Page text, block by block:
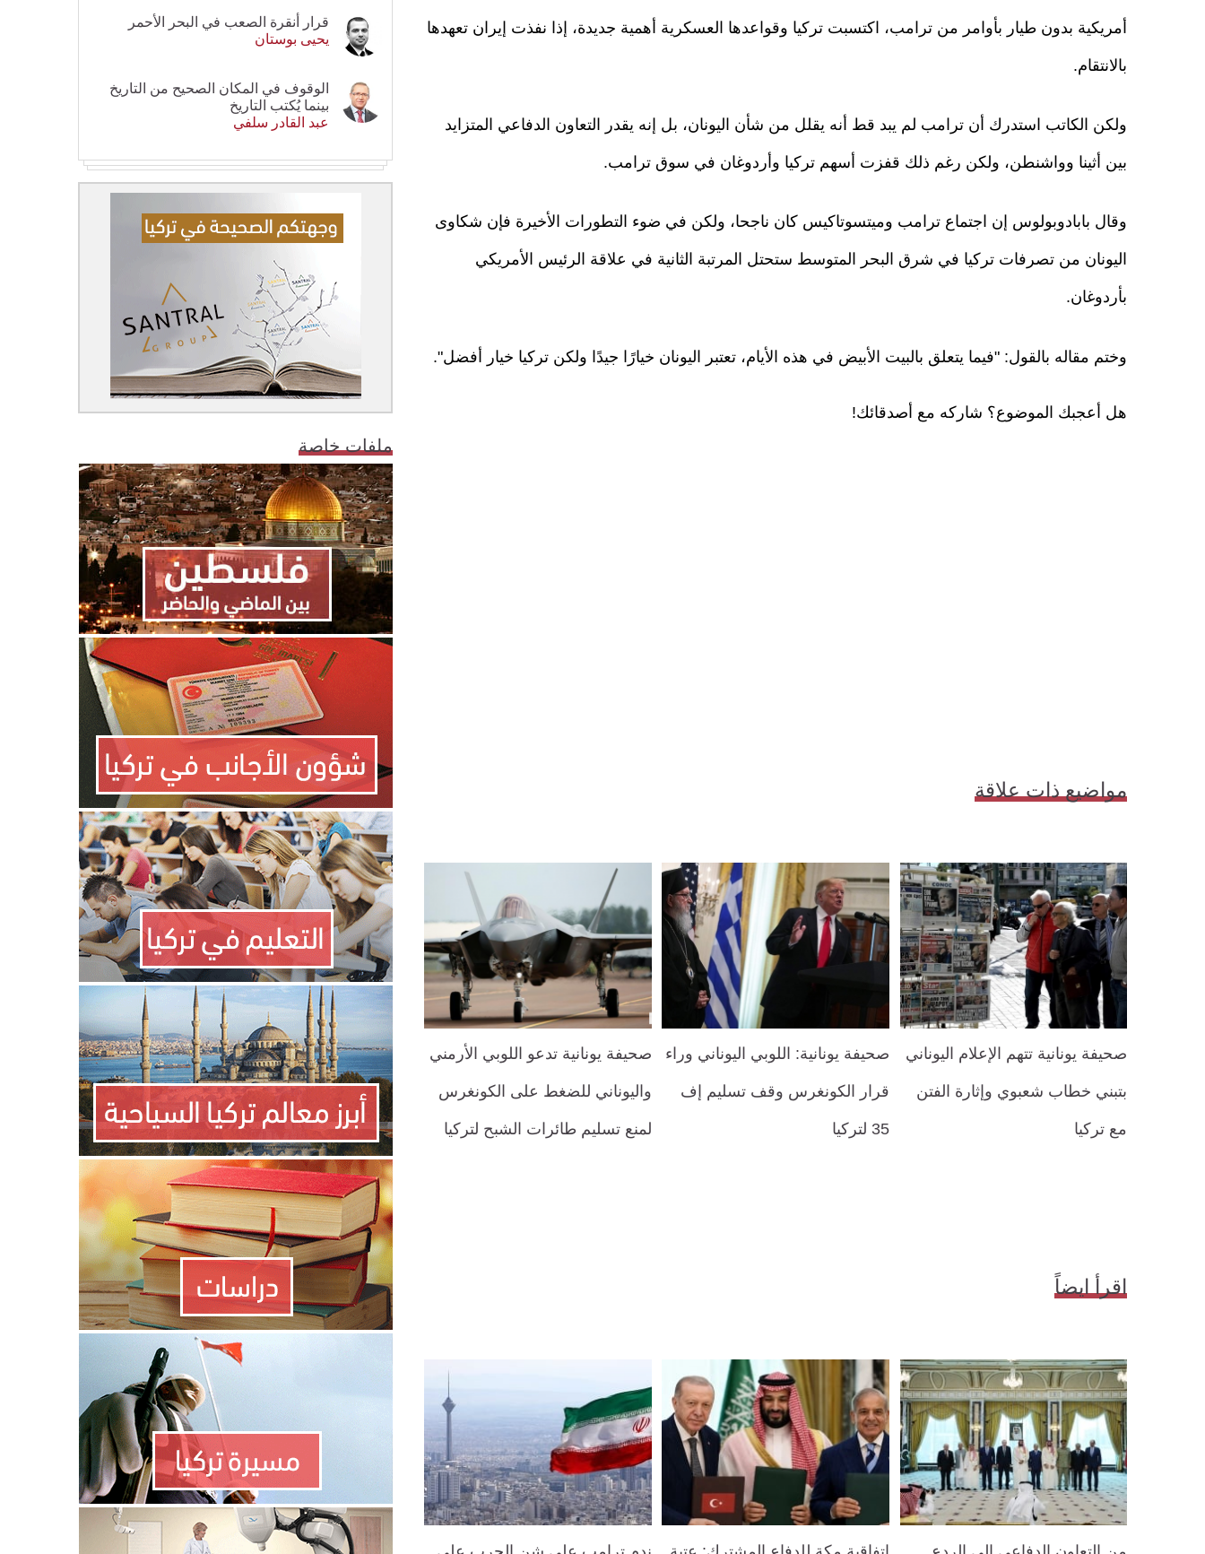
أمريكية بدون طيار بأوامر من ترامب، اكتسبت تركيا وقواعدها العسكرية أهمية جديدة، إذا نفذت إيران تعهدها
بالانتقام.
ولكن الكاتب استدرك أن ترامب لم يبد قط أنه يقلل من شأن اليونان، بل إنه يقدر التعاون الدفاعي المتزايد
بين أثينا وواشنطن، ولكن رغم ذلك قفزت أسهم تركيا وأردوغان في سوق ترامب.
وقال بابادوبولوس إن اجتماع ترامب وميتسوتاكيس كان ناجحا، ولكن في ضوء التطورات الأخيرة فإن شكاوى
اليونان من تصرفات تركيا في شرق البحر المتوسط ​​ستحتل المرتبة الثانية في علاقة الرئيس الأمريكي
بأردوغان.
وختم مقاله بالقول: "فيما يتعلق بالبيت الأبيض في هذه الأيام، تعتبر اليونان خيارًا جيدًا ولكن تركيا خيار أفضل".
هل أعجبك الموضوع؟ شاركه مع أصدقائك!
مواضيع ذات علاقة
صحيفة يونانية تتهم الإعلام اليوناني
بتبني خطاب شعبوي وإثارة الفتن
مع تركيا
صحيفة يونانية: اللوبي اليوناني وراء
قرار الكونغرس وقف تسليم إف
35 لتركيا
صحيفة يونانية تدعو اللوبي الأرمني
واليوناني للضغط على الكونغرس
لمنع تسليم طائرات الشبح لتركيا
اقرأ ايضاً
قرار أنقرة الصعب في البحر الأحمر
يحيى بوستان
الوقوف في المكان الصحيح من التاريخ
بينما يُكتب التاريخ
عبد القادر سلفي
ملفات خاصة